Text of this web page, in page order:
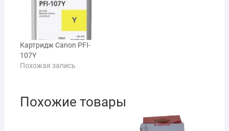
Картридж Canon PFI-
107Y
Похожая запись
Похожие товары